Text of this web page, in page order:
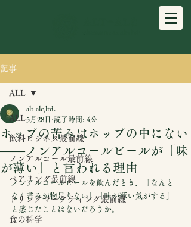
記事
ALL
飲料ビジネス最前線
ノンアルコール最前線
ペアリング最前線
ドリンクマーケティング最前線
食の科学
ALL
ホップの苦みはホップの中にない
——ノンアルコールビールが「味
が薄い」と言われる理由
alt-alc,ltd.
5月28日 読了時間: 4分
ノンアルコールビールを飲んだとき、「なんと
なく苦みが物足りない」「味が薄い気がする」
と感じたことはないだろうか。